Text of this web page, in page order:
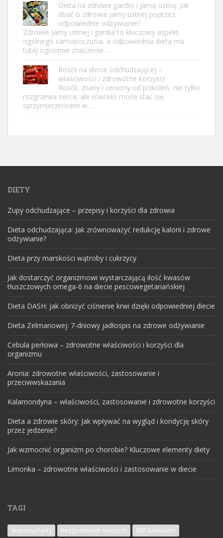
Dieta na zdrowe gardło i jamę ustną: Jak
dbać o zdrowie jamy ustnej poprzez
odpowiednie odżywianie?
Zdrowie jamy ustnej i gardła to kluczowy aspekt
ogólnego samopoczucia, a odpowiednia dieta ma
tutaj ogromne znaczenie. …
Rosół na diecie odchudzającej –
właściwości i zdrowotne korzyści
Rosół, znany i ceniony od pokoleń, nie tylko
rozgrzewa serca, ale również może stać się
sprzymierzeńcem w …
DIETY
Zupy odchudzające – przepisy i korzyści dla zdrowia
Dieta odchudzająca: Jak zrównoważyć redukcję kalorii i zdrowe
odżywianie?
Dieta przy marskości wątroby i cukrzycy
Jak dostarczyć organizmowi wystarczającą ilość kwasów
tłuszczowych omega-6 na diecie pescowegetariańskiej
Dieta DASH: jak obniżyć ciśnienie krwi dzięki odpowiedniej diecie
Dieta Zelmanowej: 7-dniowy jadłospis na zdrowe odżywianie
Cebula perłowa – zdrowotne właściwości i korzyści dla
organizmu
Aronia: zdrowotne właściwości, zastosowanie i
przeciwwskazania
Kalamondyna – właściwości, zastosowanie i zdrowotne korzyści
Dieta a zdrowie skóry: Jak wpływać na wygląd i kondycję skóry
przez jedzenie?
Jak wzmocnić organizm po chorobie? Kluczowe elementy diety
Limonka – zdrowotne właściwości i zastosowanie w diecie
TAGI
antyoksydanty bezglutenowe słodycze BMI kalkulator